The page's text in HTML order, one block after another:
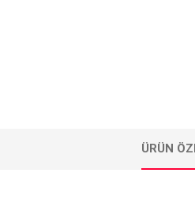
ÜRÜN